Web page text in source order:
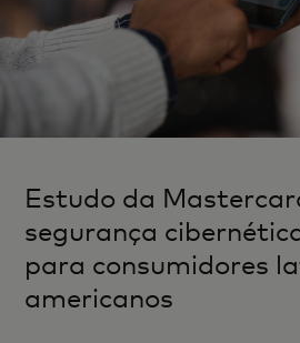
Estudo da
segurança
para consumidores
americanos